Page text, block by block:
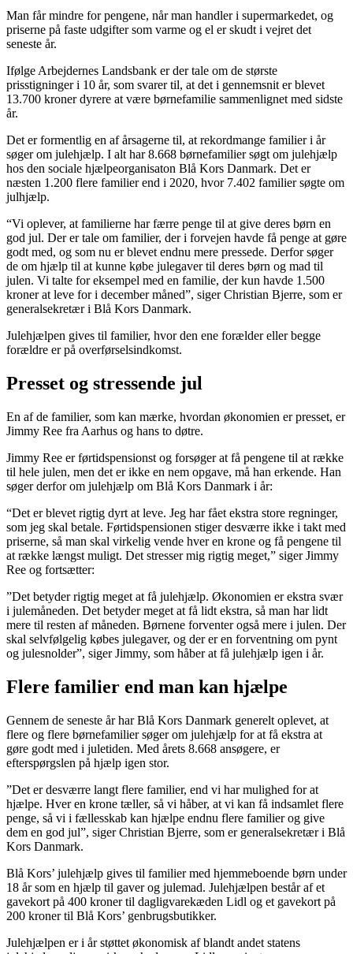
Man får mindre for pengene, når man handler i supermarkedet, og
priserne på faste udgifter som varme og el er skudt i vejret det
seneste år.
Ifølge Arbejdernes Landsbank er der tale om de største
prisstigninger i 10 år, som svarer til, at det i gennemsnit er blevet
13.700 kroner dyrere at være børnefamilie sammenlignet med sidste
år.
Det er formentlig en af årsagerne til, at rekordmange familier i år
søger om julehjælp. I alt har 8.668 børnefamilier søgt om julehjælp
hos den sociale hjælpeorganisaton Blå Kors Danmark. Det er
næsten 1.200 flere familier end i 2020, hvor 7.402 familier søgte om
julhjælp.
“Vi oplever, at familierne har færre penge til at give deres børn en
god jul. Der er tale om familier, der i forvejen havde få penge at gøre
godt med, og som nu er blevet endnu mere pressede. Derfor søger
de om hjælp til at kunne købe julegaver til deres børn og mad til
julen. Vi talte for eksempel med en familie, der kun havde 1.500
kroner at leve for i december måned”, siger Christian Bjerre, som er
generalsekretær i Blå Kors Danmark.
Julehjælpen gives til familier, hvor den ene forælder eller begge
forældre er på overførselsindkomst.
Presset og stressende jul
En af de familier, som kan mærke, hvordan økonomien er presset, er
Jimmy Ree fra Aarhus og hans to døtre.
Jimmy Ree er førtidspensionst og forsøger at få pengene til at række
til hele julen, men det er ikke en nem opgave, må han erkende. Han
søger derfor om julehjælp om Blå Kors Danmark i år:
“Det er blevet rigtig dyrt at leve. Jeg har fået ekstra store regninger,
som jeg skal betale. Førtidspensionen stiger desværre ikke i takt med
priserne, så man skal virkelig vende hver en krone og få pengene til
at række længst muligt. Det stresser mig rigtig meget,” siger Jimmy
Ree og fortsætter:
”Det betyder rigtig meget at få julehjælp. Økonomien er ekstra svær
i julemåneden. Det betyder meget at få lidt ekstra, så man har lidt
mere til resten af måneden. Børnene forventer også mere i julen. Der
skal selvfølgelig købes julegaver, og der er en forventning om pynt
og julesnolder”, siger Jimmy, som håber at få julehjælp igen i år.
Flere familier end man kan hjælpe
Gennem de seneste år har Blå Kors Danmark generelt oplevet, at
flere og flere børnefamilier søger om julehjælp for at få ekstra at
gøre godt med i juletiden. Med årets 8.668 ansøgere, er
efterspørgslen på hjælp igen stor.
”Det er desværre langt flere familier, end vi har mulighed for at
hjælpe. Hver en krone tæller, så vi håber, at vi kan få indsamlet flere
penge, så vi i fællesskab kan hjælpe endnu flere familier og give
dem en god jul”, siger Christian Bjerre, som er generalsekretær i Blå
Kors Danmark.
Blå Kors’ julehjælp gives til familier med hjemmeboende børn under
18 år som en hjælp til gaver og julemad. Julehjælpen består af et
gavekort på 400 kroner til dagligvarekæden Lidl og et gavekort på
200 kroner til Blå Kors’ genbrugsbutikker.
Julehjælpen er i år støttet økonomisk af blandt andet statens